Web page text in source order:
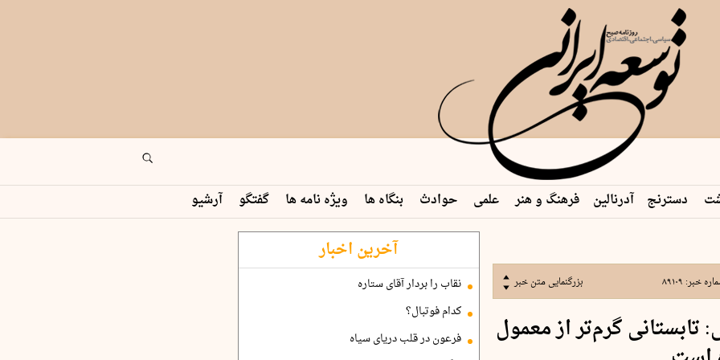
دسترنج آدرنالین فرهنگ و هنر علمی حوادث بنگاه ها ویژه نامه ها گفتگو آرشیو
خبر: ۸۹۱۰۹ بزرگنمایی متن خبر
گرم‌تر از معمول
آخرین اخبار
نقاب را بردار آقای ستاره
کدام فوتبال؟
فرعون در قلب دریای سیاه